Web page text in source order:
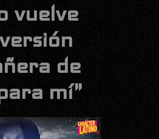
vuelve
de
mí"